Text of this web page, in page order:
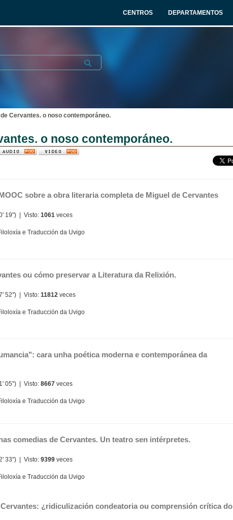
CENTROS DEPARTAMENTOS
Submit
Cervantes. o noso contemporáneo.
o noso contemporáneo.
sobre a obra literaria completa de Miguel de Cervantes
19'') | Visto:1061 veces
e Traducción da Uvigo
ou cómo preservar a Literatura da Relixión.
52'') | Visto:11812 veces
e Traducción da Uvigo
cara unha poética moderna e contemporánea da
05'') | Visto:8667 veces
e Traducción da Uvigo
comedias de Cervantes. Un teatro sen intérpretes.
33'') | Visto:9399 veces
e Traducción da Uvigo
Cervantes: ¿ridiculización condeatoria ou comprensión crítica do